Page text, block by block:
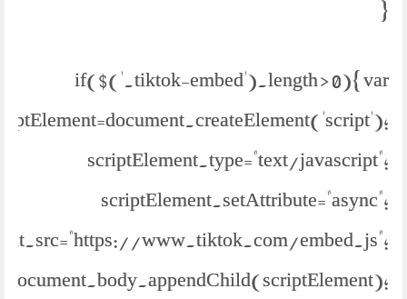
}
if($('.tiktok-embed').length > 0){ var
scriptElement.type="text/javascript";
scriptElement.setAttribute="async";
www.tiktok.com/embed.js";
document.body.appendChild(scriptElement);